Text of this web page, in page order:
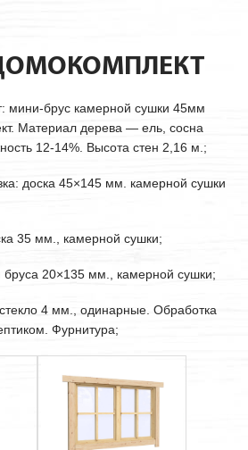
мини-брус камерной сушки 45мм
Материал дерева — ель, сосна
12-14%. Высота стен 2,16 м.;
доска 45×145 мм. камерной сушки
35 мм., камерной сушки;
бруса 20×135 мм., камерной сушки;
4 мм., одинарные. Обработка
Фурнитура;